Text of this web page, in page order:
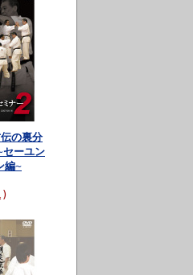
の裏分
ーユン
編~